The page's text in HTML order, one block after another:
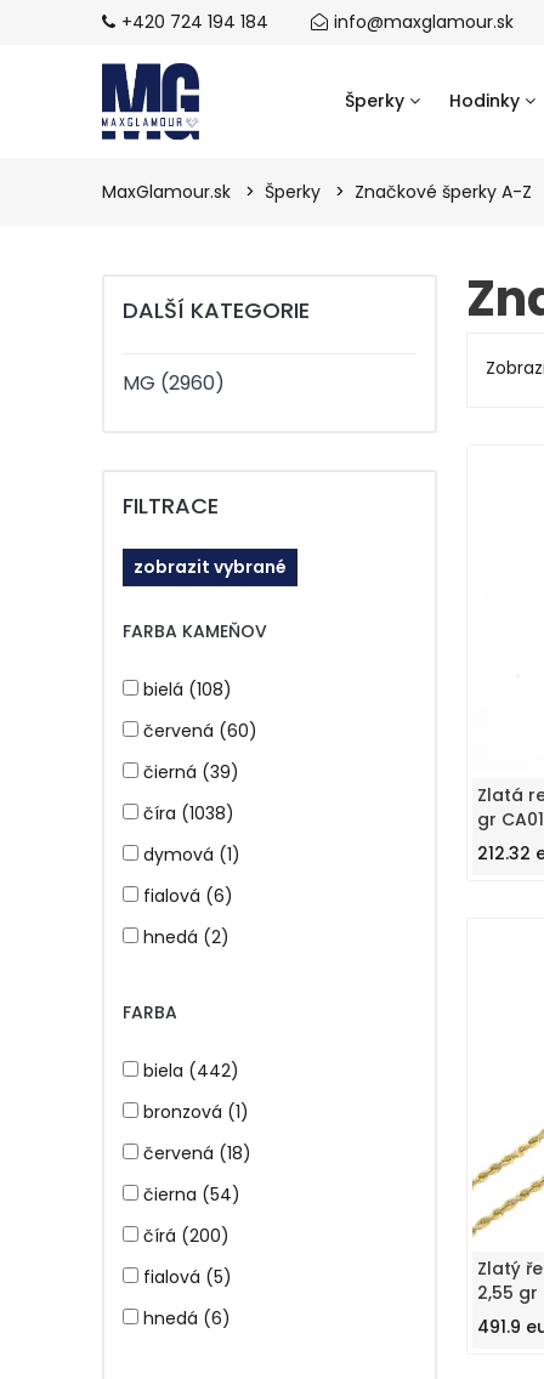
+420 724 194 184 info@maxglamour.sk
Šperky Hodinky
MaxGlamour.sk Šperky Značkové šperky A-Z
DALŠÍ KATEGORIE
MG (2960)
FILTRACE
zobrazit vybrané
FARBA KAMEŇOV
bielá (108)
červená (60)
čierná (39)
číra (1038)
dymová (1)
fialová (6)
hnedá (2)
ružová (18)
tyrkysová (3)
vícebarevná (1)
zelená (41)
zlatá (1)
FARBA
biela (442)
bronzová (1)
červená (18)
čierna (54)
čírá (200)
fialová (5)
hnedá (6)
Zlatá
gr
212.32
Zlatý
2,55 gr
491.9